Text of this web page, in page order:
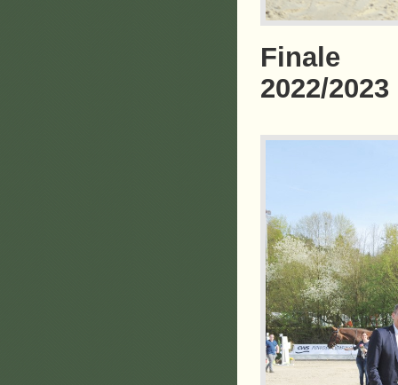
Finale
2022/2023